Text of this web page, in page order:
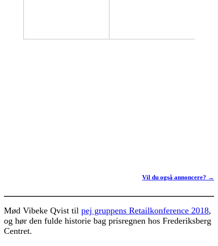
Vil du også annoncere? →
Mød Vibeke Qvist til pej gruppens Retailkonference 2018,
og hør den fulde historie bag prisregnen hos Frederiksberg
Centret.